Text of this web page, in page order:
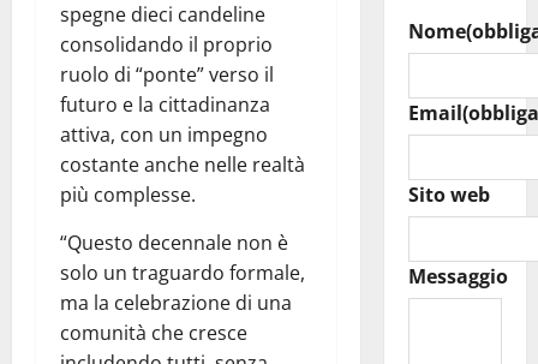
spegne dieci candeline
consolidando il proprio
ruolo di “ponte” verso il
futuro e la cittadinanza
attiva, con un impegno
costante anche nelle realtà
più complesse.
“Questo decennale non è
solo un traguardo formale,
ma la celebrazione di una
comunità che cresce
Nome
Email
Sito web
Messaggio